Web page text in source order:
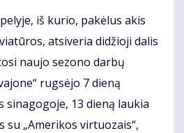
iš kurio, pakėlus akis
atsiveria didžioji dalis
naujo sezono darbų
rugsėjo 7 dieną
sinagogoje, 13 dieną laukia
su „Amerikos virtuozais“,